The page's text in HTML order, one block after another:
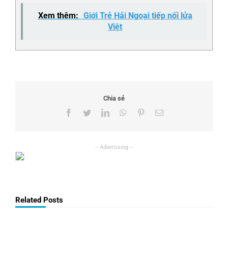
Xem thêm: Giới Trẻ Hải Ngoại tiếp nối lửa
Việt
Chia sẻ
Facebook
TwitterLinkedInWhatsApp
PinterestEmail
Related Posts